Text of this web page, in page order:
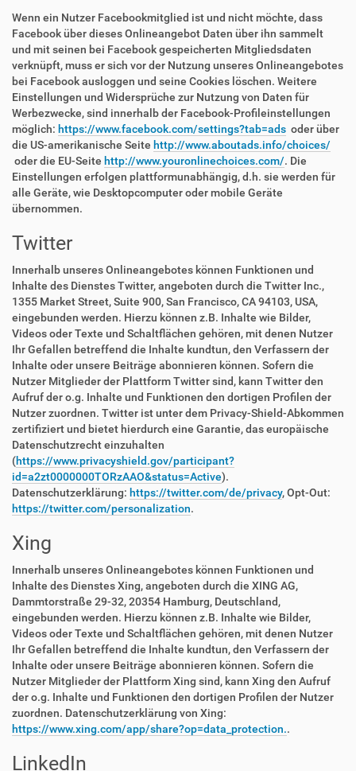
Wenn ein Nutzer Facebookmitglied ist und nicht möchte, dass
Facebook über dieses Onlineangebot Daten über ihn sammelt
und mit seinen bei Facebook gespeicherten Mitgliedsdaten
verknüpft, muss er sich vor der Nutzung unseres Onlineangebotes
bei Facebook ausloggen und seine Cookies löschen. Weitere
Einstellungen und Widersprüche zur Nutzung von Daten für
Werbezwecke, sind innerhalb der Facebook-Profileinstellungen
möglich: https://www.facebook.com/settings?tab=ads oder über
die US-amerikanische Seite http://www.aboutads.info/choices/
oder die EU-Seite http://www.youronlinechoices.com/. Die
Einstellungen erfolgen plattformunabhängig, d.h. sie werden für
alle Geräte, wie Desktopcomputer oder mobile Geräte
übernommen.
Twitter
Innerhalb unseres Onlineangebotes können Funktionen und
Inhalte des Dienstes Twitter, angeboten durch die Twitter Inc.,
1355 Market Street, Suite 900, San Francisco, CA 94103, USA,
eingebunden werden. Hierzu können z.B. Inhalte wie Bilder,
Videos oder Texte und Schaltflächen gehören, mit denen Nutzer
Ihr Gefallen betreffend die Inhalte kundtun, den Verfassern der
Inhalte oder unsere Beiträge abonnieren können. Sofern die
Nutzer Mitglieder der Plattform Twitter sind, kann Twitter den
Aufruf der o.g. Inhalte und Funktionen den dortigen Profilen der
Nutzer zuordnen. Twitter ist unter dem Privacy-Shield-Abkommen
zertifiziert und bietet hierdurch eine Garantie, das europäische
Datenschutzrecht einzuhalten
(https://www.privacyshield.gov/participant?
id=a2zt0000000TORzAAO&status=Active).
Datenschutzerklärung: https://twitter.com/de/privacy, Opt-Out:
https://twitter.com/personalization.
Xing
Innerhalb unseres Onlineangebotes können Funktionen und
Inhalte des Dienstes Xing, angeboten durch die XING AG,
Dammtorstraße 29-32, 20354 Hamburg, Deutschland,
eingebunden werden. Hierzu können z.B. Inhalte wie Bilder,
Videos oder Texte und Schaltflächen gehören, mit denen Nutzer
Ihr Gefallen betreffend die Inhalte kundtun, den Verfassern der
Inhalte oder unsere Beiträge abonnieren können. Sofern die
Nutzer Mitglieder der Plattform Xing sind, kann Xing den Aufruf
der o.g. Inhalte und Funktionen den dortigen Profilen der Nutzer
zuordnen. Datenschutzerklärung von Xing:
https://www.xing.com/app/share?op=data_protection..
LinkedIn